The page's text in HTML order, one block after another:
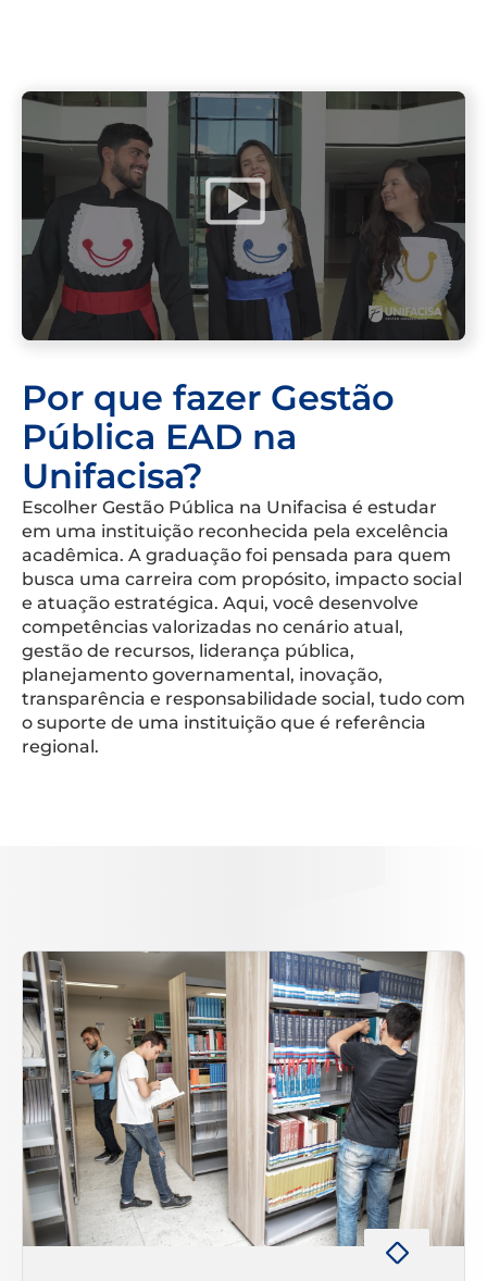
Por que fazer Gestão
Pública EAD na
Unifacisa?
Escolher Gestão Pública na Unifacisa é estudar
em uma instituição reconhecida pela excelência
acadêmica. A graduação foi pensada para quem
busca uma carreira com propósito, impacto social
e atuação estratégica. Aqui, você desenvolve
competências valorizadas no cenário atual,
gestão de recursos, liderança pública,
planejamento governamental, inovação,
transparência e responsabilidade social, tudo com
o suporte de uma instituição que é referência
regional.